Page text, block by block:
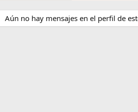
Aún no hay mensajes en el perfil de